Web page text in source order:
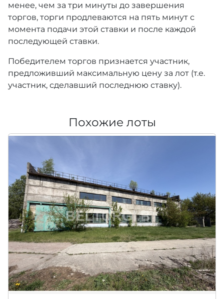
менее, чем за три минуты до завершения
торгов, торги продлеваются на пять минут с
момента подачи этой ставки и после каждой
последующей ставки.
Победителем торгов признается участник,
предложивший максимальную цену за лот (т.е.
участник, сделавший последнюю ставку).
Похожие лоты